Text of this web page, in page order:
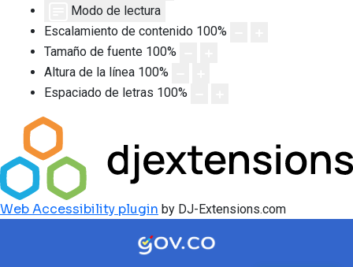
Modo de lectura
Escalamiento de contenido 100%
Tamaño de fuente 100%
Altura de la línea 100%
Espaciado de letras 100%
Web Accessibility plugin by DJ-Extensions.com